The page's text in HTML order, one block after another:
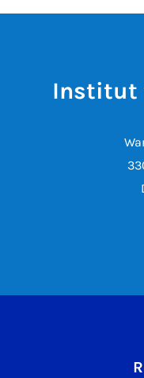
Institut